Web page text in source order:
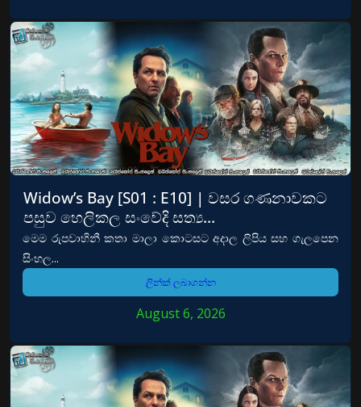
Widow’s Bay [S01 : E10] | වසර ගණනාවකට
පසුව හෙලිකල සංවේදි සත්‍ය…
මෙම රුපවාහිනී කතා මාලා කොටසට අදාල ලිපිය සහ ගැලපෙන
සිංහල...
ලින්ක් ලබාගන්න
August 6, 2026